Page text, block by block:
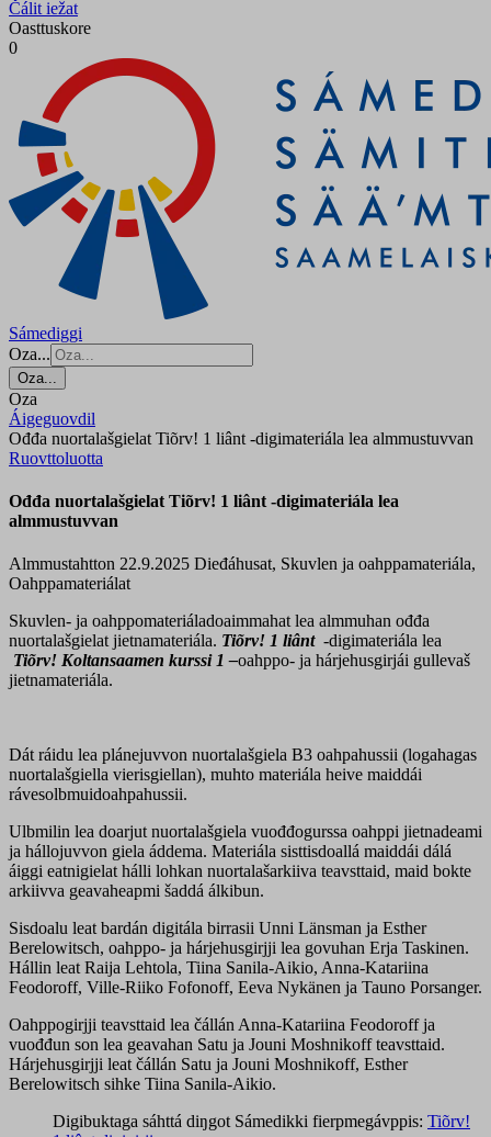
Čálit iežat
Oasttuskore
0
Sámediggi
Oza...
Oza...
Oza
Áigeguovdil
Ođđa nuortalašgielat Tiõrv! 1 liânt -digimateriála lea almmustuvvan
Ruovttoluotta
Ođđa nuortalašgielat Tiõrv! 1 liânt -digimateriála lea
almmustuvvan
Almmustahtton 22.9.2025 Dieđáhusat, Skuvlen ja oahppamateriála,
Oahppamateriálat
Skuvlen- ja oahppomateriáladoaimmahat lea almmuhan ođđa
nuortalašgielat jietnamateriála. Tiõrv! 1 liânt -digimateriála lea
Tiõrv! Koltansaamen kurssi 1 –oahppo- ja hárjehusgirjái gullevaš
jietnamateriála.
Dát ráidu lea plánejuvvon nuortalašgiela B3 oahpahussii (logahagas
nuortalašgiella vierisgiellan), muhto materiála heive maiddái
rávesolbmuidoahpahussii.
Ulbmilin lea doarjut nuortalašgiela vuođđogurssa oahppi jietnadeami
ja hállojuvvon giela áddema. Materiála sisttisdoallá maiddái dálá
áiggi eatnigielat hálli lohkan nuortalašarkiiva teavsttaid, maid bokte
arkiivva geavaheapmi šaddá álkibun.
Sisdoalu leat bardán digitála birrasii Unni Länsman ja Esther
Berelowitsch, oahppo- ja hárjehusgirjji lea govuhan Erja Taskinen.
Hállin leat Raija Lehtola, Tiina Sanila-Aikio, Anna-Katariina
Feodoroff, Ville-Riiko Fofonoff, Eeva Nykänen ja Tauno Porsanger.
Oahppogirjji teavsttaid lea čállán Anna-Katariina Feodoroff ja
vuođđun son lea geavahan Satu ja Jouni Moshnikoff teavsttaid.
Hárjehusgirjji leat čállán Satu ja Jouni Moshnikoff, Esther
Berelowitsch sihke Tiina Sanila-Aikio.
Digibuktaga sáhttá diŋgot Sámedikki fierpmegávppis: Tiõrv!